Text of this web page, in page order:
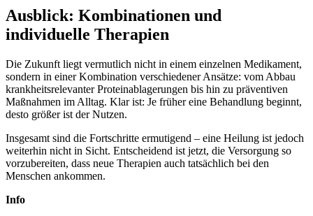
Ausblick: Kombinationen und
individuelle Therapien
Die Zukunft liegt vermutlich nicht in einem einzelnen Medikament,
sondern in einer Kombination verschiedener Ansätze: vom Abbau
krankheitsrelevanter Proteinablagerungen bis hin zu präventiven
Maßnahmen im Alltag. Klar ist: Je früher eine Behandlung beginnt,
desto größer ist der Nutzen.
Insgesamt sind die Fortschritte ermutigend – eine Heilung ist jedoch
weiterhin nicht in Sicht. Entscheidend ist jetzt, die Versorgung so
vorzubereiten, dass neue Therapien auch tatsächlich bei den
Menschen ankommen.
Info